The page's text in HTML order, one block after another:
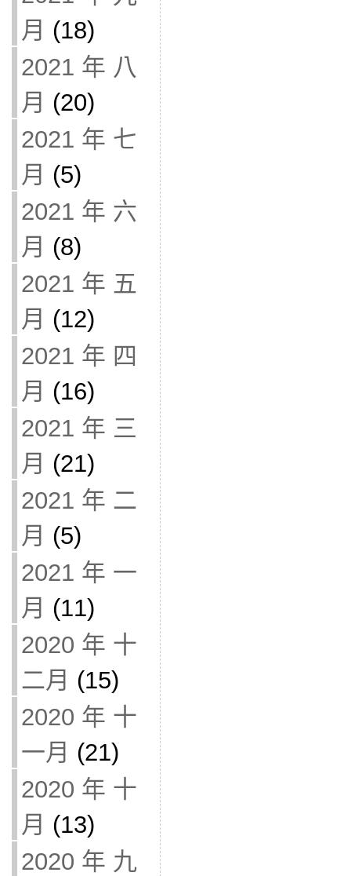
月 (18)
2021 年 八
月 (20)
2021 年 七
月 (5)
2021 年 六
月 (8)
2021 年 五
月 (12)
2021 年 四
月 (16)
2021 年 三
月 (21)
2021 年 二
月 (5)
2021 年 一
月 (11)
2020 年 十
二月 (15)
2020 年 十
一月 (21)
2020 年 十
月 (13)
2020 年 九